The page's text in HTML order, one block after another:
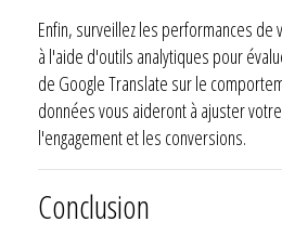
Enfin, surveillez les performances de
à l'aide d'outils analytiques pour
de Google Translate sur le
données vous aideront à ajuster
l'engagement et les conversions.
Conclusion